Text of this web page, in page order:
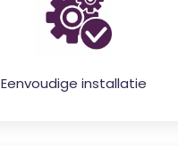
Eenvoudige installatie